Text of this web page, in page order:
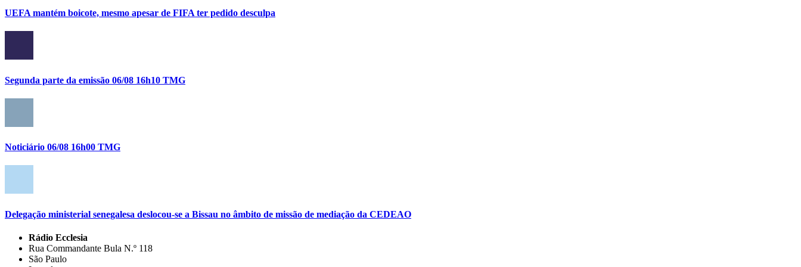
UEFA mantém boicote, mesmo apesar de FIFA ter pedido desculpa
Segunda parte da emissão 06/08 16h10 TMG
Noticiário 06/08 16h00 TMG
Delegação ministerial senegalesa deslocou-se a Bissau no âmbito de missão de mediação da CEDEAO
Rádio Ecclesia
Rua Commandante Bula N.º 118
São Paulo